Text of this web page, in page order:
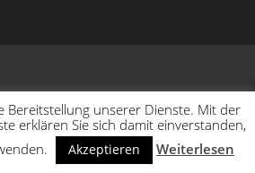
Bereitstellung unserer Dienste. Mit der
erklären Sie sich damit einverstanden,
Akzeptieren Weiterlesen